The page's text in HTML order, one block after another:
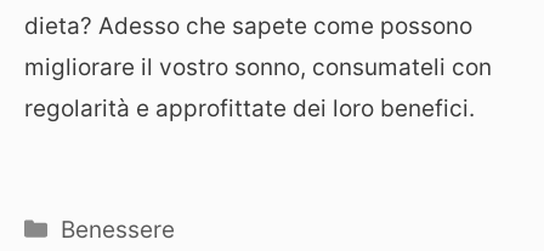
dieta? Adesso che sapete come possono
migliorare il vostro sonno, consumateli con
regolarità e approfittate dei loro benefici.
Categorie
Benessere